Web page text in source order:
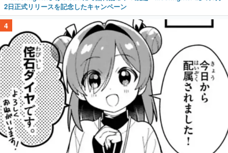
2日正式リリースを記念したキャンペーン
4